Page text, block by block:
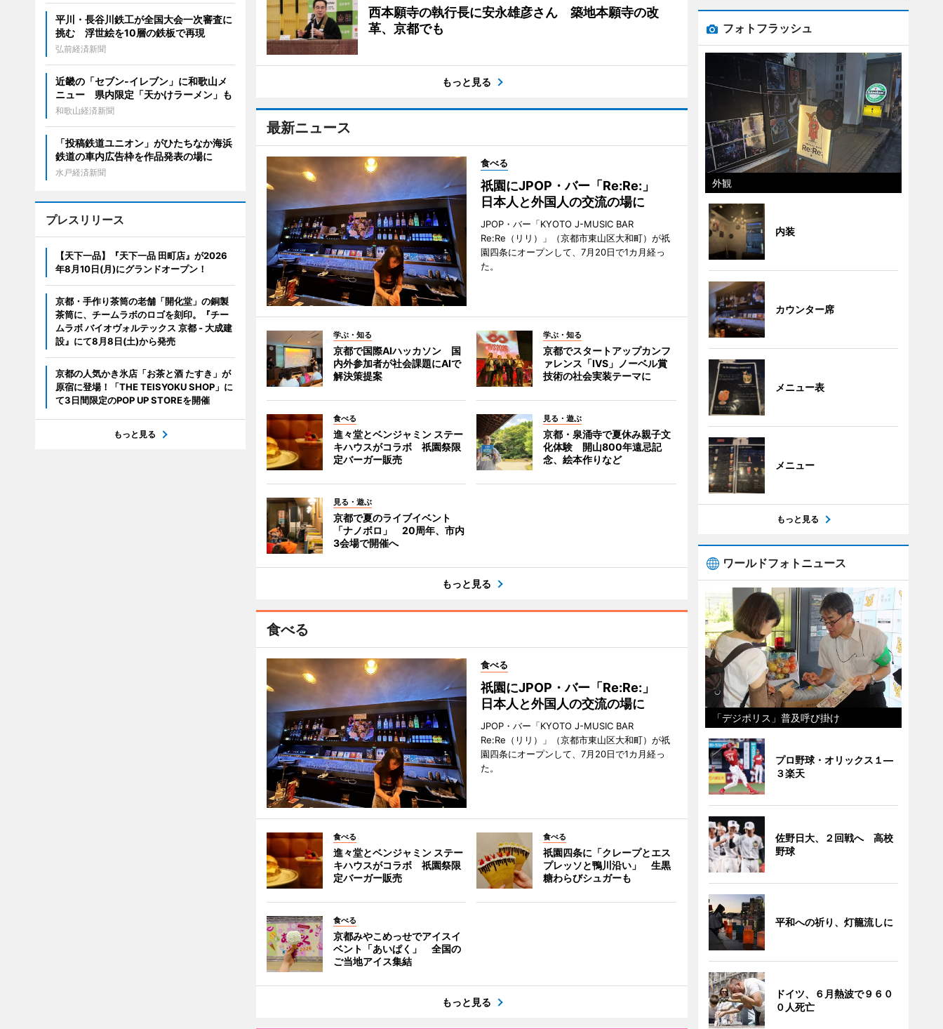
西本願寺の執行長に安永雄彦さん 築地本願寺の改
革、京都でも
もっと見る
最新ニュース
食べる
祇園にJPOP・バー「Re:Re:」
日本人と外国人の交流の場に
JPOP・バー「KYOTO J-MUSIC BAR
Re:Re（リリ）」（京都市東山区大和町）が祇
園四条にオープンして、7月20日で1カ月経っ
た。
学ぶ・知る
京都で国際AIハッカソン 国
内外参加者が社会課題にAIで
解決策提案
学ぶ・知る
京都でスタートアップカンフ
ァレンス「IVS」ノーベル賞
技術の社会実装テーマに
食べる
進々堂とベンジャミン ステー
キハウスがコラボ 祇園祭限
定バーガー販売
見る・遊ぶ
京都・泉涌寺で夏休み親子文
化体験 開山800年遠忌記
念、絵本作りなど
見る・遊ぶ
京都で夏のライブイベント
「ナノボロ」 20周年、市内
3会場で開催へ
もっと見る
食べる
食べる
祇園にJPOP・バー「Re:Re:」
日本人と外国人の交流の場に
JPOP・バー「KYOTO J-MUSIC BAR
Re:Re（リリ）」（京都市東山区大和町）が祇
園四条にオープンして、7月20日で1カ月経っ
た。
食べる
進々堂とベンジャミン ステー
キハウスがコラボ 祇園祭限
定バーガー販売
食べる
祇園四条に「クレープとエス
プレッソと鴨川沿い」 生黒
糖わらびシュガーも
食べる
京都みやこめっせでアイスイ
ベント「あいぱく」 全国の
ご当地アイス集結
もっと見る
平川・長谷川鉄工が全国大会一次審査に
挑む 浮世絵を10層の鉄板で再現
弘前経済新聞
近畿の「セブン-イレブン」に和歌山メ
ニュー 県内限定「天かけラーメン」も
和歌山経済新聞
「投稿鉄道ユニオン」がひたちなか海浜
鉄道の車内広告枠を作品発表の場に
水戸経済新聞
プレスリリース
【天下一品】『天下一品 田町店』が2026
年8月10日(月)にグランドオープン！
京都・手作り茶筒の老舗「開化堂」の銅製
茶筒に、チームラボのロゴを刻印。『チー
ムラボ バイオヴォルテックス 京都 - 大成建
設』にて8月8日(土)から発売
京都の人気かき氷店「お茶と酒 たすき」が
原宿に登場！「THE TEISYOKU SHOP」に
て3日間限定のPOP UP STOREを開催
もっと見る
フォトフラッシュ
外観
内装
カウンター席
メニュー表
メニュー
もっと見る
ワールドフォトニュース
「デジポリス」普及呼び掛け
プロ野球・オリックス１―
３楽天
佐野日大、２回戦へ 高校
野球
平和への祈り、灯籠流しに
ドイツ、６月熱波で９６０
０人死亡